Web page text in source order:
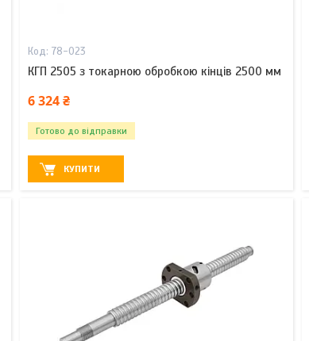
78-023
КГП 2505 з токарною обробкою кінців 2500 мм
6 324 ₴
Готово до відправки
КУПИТИ